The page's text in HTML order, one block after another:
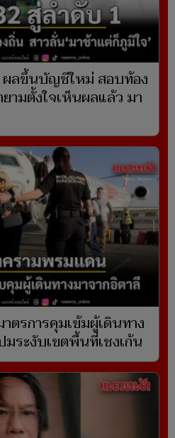
ผลขึ้นบัญชีใหม่ สอบท้อง
ามตั้งใจเห็นผลแล้ว มา
ตรการคุมเข้มผู้เดินทาง
ระงับเขตพื้นที่เชงเก้น